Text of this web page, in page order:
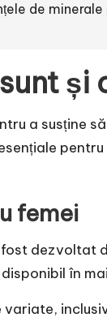
de
și
a susține
femei
în